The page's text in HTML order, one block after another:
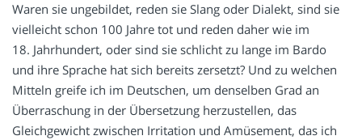
Waren sie ungebildet, reden sie Slang oder Dialekt, sind sie
vielleicht schon 100 Jahre tot und reden daher wie im
18. Jahrhundert, oder sind sie schlicht zu lange im Bardo
und ihre Sprache hat sich bereits zersetzt? Und zu welchen
Mitteln greife ich im Deutschen, um denselben Grad an
Überraschung in der Übersetzung herzustellen, das
Gleichgewicht zwischen Irritation und Amüsement, das ich